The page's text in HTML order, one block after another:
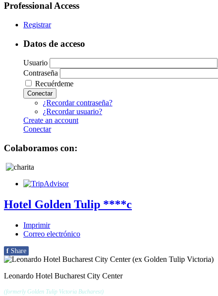
Professional Access
Registrar
Datos de acceso
Usuario
Contraseña
Recuérdeme
Conectar
¿Recordar contraseña?
¿Recordar usuario?
Create an account
Conectar
Colaboramos con:
Hotel Golden Tulip ****c
Imprimir
Correo electrónico
f Share
Leonardo Hotel Bucharest City Center
(formerly Golden Tulip Victoria Bucharest)